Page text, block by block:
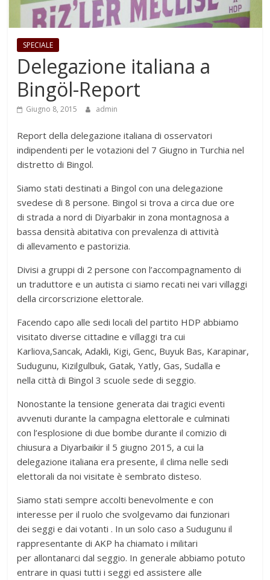
SPECIALE
Delegazione italiana a
Bingöl-Report
Giugno 8, 2015 admin
Report della delegazione italiana di osservatori
indipendenti per le votazioni del 7 Giugno in Turchia nel
distretto di Bingol.
Siamo stati destinati a Bingol con una delegazione
svedese di 8 persone. Bingol si trova a circa due ore
di strada a nord di Diyarbakir in zona montagnosa a
bassa densità abitativa con prevalenza di attività
di allevamento e pastorizia.
Divisi a gruppi di 2 persone con l’accompagnamento di
un traduttore e un autista ci siamo recati nei vari villaggi
della circorscrizione elettorale.
Facendo capo alle sedi locali del partito HDP abbiamo
visitato diverse cittadine e villaggi tra cui
Karliova,Sancak, Adakli, Kigi, Genc, Buyuk Bas, Karapinar,
Sudugunu, Kizilgulbuk, Gatak, Yatly, Gas, Sudalla e
nella città di Bingol 3 scuole sede di seggio.
Nonostante la tensione generata dai tragici eventi
avvenuti durante la campagna elettorale e culminati
con l’esplosione di due bombe durante il comizio di
chiusura a Diyarbaikir il 5 giugno 2015, a cui la
delegazione italiana era presente, il clima nelle sedi
elettorali da noi visitate è sembrato disteso.
Siamo stati sempre accolti benevolmente e con
interesse per il ruolo che svolgevamo dai funzionari
dei seggi e dai votanti . In un solo caso a Sudugunu il
rappresentante di AKP ha chiamato i militari
per allontanarci dal seggio. In generale abbiamo potuto
entrare in quasi tutti i seggi ed assistere alle